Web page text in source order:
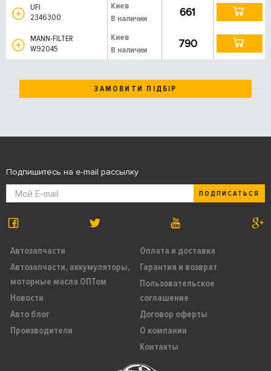
UFI
2346300
Киев
В наличии
661
MANN-FILTER
W92045
Киев
В наличии
790
ЗАМОВИТИ ПІДБІР
Автозапчасти
Автозапчасти, аккумуляторы,
моторные масла ОПТом
Новости
Авто блог
Производители
Оплата и доставка
Гарантия и возврат
Пользовательское
соглашение
Договор оферты
О компании
Контакты
Подпишитесь на e-mail рассылку
ПОДПИСАТЬСЯ